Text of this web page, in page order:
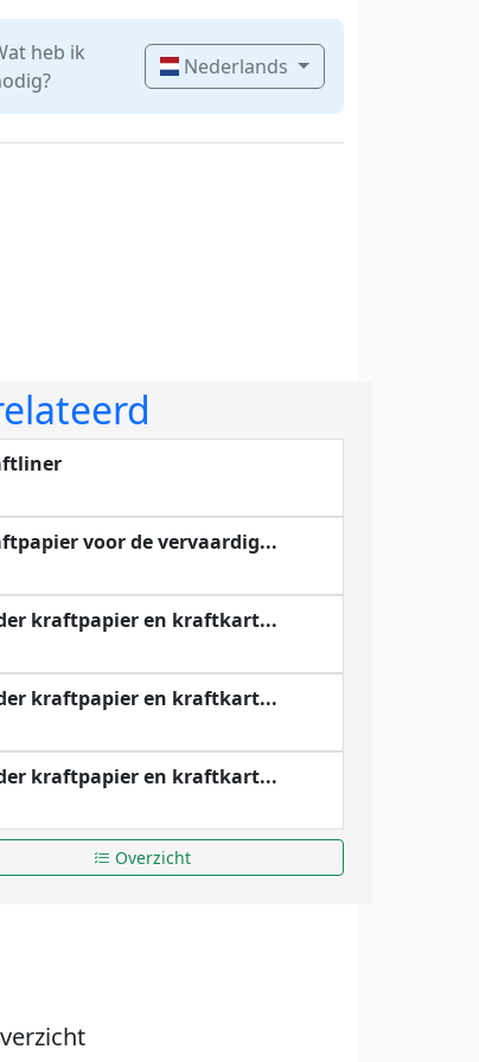
heb ik
Nederlands
voor de vervaardig...
kraftpapier en kraftkart...
kraftpapier en kraftkart...
kraftpapier en kraftkart...
Overzicht